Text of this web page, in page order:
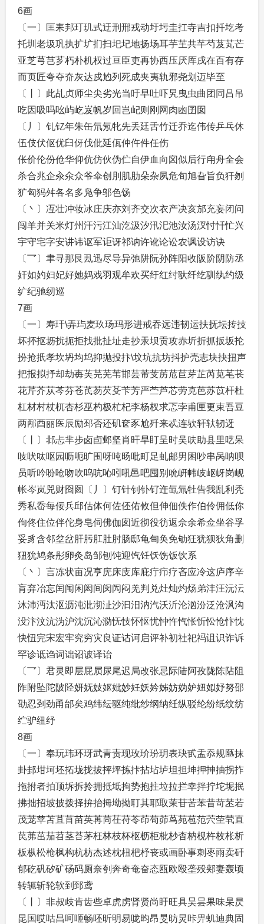
6画
〔一〕匡耒邦玎玑式迂刑邢戎动圩圬圭扛寺吉扣扦圪考
托圳老圾巩执扩圹扪扫圯圮地扬场耳芋芏共芊芍芨芄芒
亚芝芎芑芗朽朴机权过亘臣吏再协西压厌厍戌在百有存
而页匠夸夺夼灰达戍尥列死成夹夷轨邪尧划迈毕至
〔丨〕此乩贞师尘尖劣光当吁早吐吓旯曳虫曲团同吕吊
吃因吸吗吆屿屹岌帆岁回岂屺则刚网肉凼囝囡
〔丿〕钆钇年朱缶氘氖牝先丢廷舌竹迁乔迄伟传乒乓休
伍伎伏伛优臼伢伐仳延佤仲仵件任伤
伥价伦份伧华仰伉仿伙伪伫自伊血向囟似后行甪舟全会
杀合兆企汆氽众爷伞创刖肌肋朵杂夙危旬旭旮旨负犴刎
犷匈犸舛各名多凫争邬色饧
〔丶〕冱壮冲妆冰庄庆亦刘齐交次衣产决亥邡充妄闭问
闯羊并关米灯州汗污江汕汔汲汐汛汜池汝汤汊忖忏忙兴
宇守宅字安讲讳讴军讵讶祁讷许讹论讼农讽设访诀
〔乛〕聿寻那艮厾迅尽导异弛阱阮孙阵阳收阪阶阴防丞
奸如妁妇妃好她妈戏羽观牟欢买纡红纣驮纤纥驯纨约级
纩纪驰纫巡
7画
〔一〕寿玕\弄玙麦玖玚玛形进戒吞远违韧运扶抚坛抟技
坏抔抠坜扰扼拒找批扯址走抄汞坝贡攻赤圻折抓扳坂抡
扮抢扺孝坎坍均坞抑抛投抃\坟坑抗坊抖护壳志块抉扭声
把报拟抒却劫毐芙芫芜苇邯芸芾芰苈苊苣芽芷芮苋芼苌
花芹芥苁芩芬苍芪芴芡芟苄芳严苎芦芯劳克芭苏苡杆杜
杠材村杖杌杏杉巫杓极杧杞李杨杈求忑孛甫匣更束吾豆
两邴酉丽医辰励邳否还矶奁豕尬歼来忒连欤轩轪轫迓
〔丨〕邶忐芈步卤卣邺坚肖旰旱盯呈时吴呋助县里呓呆
吱吠呔呕园呖呃旷围呀吨旸吡町足虬邮男困吵串呙呐呗
员听吟吩呛吻吹呜吭吣吲吼邑吧囤别吮岍帏岐岖岈岗岘
帐岑岚兕财囵囫〔丿〕钉针钊钋钌迕氙氚牡告我乱利秃
秀私岙每佞兵邱估体何佐伾佑攸但伸佃佚作伯伶佣低你
佝佟住位伴佗身皂伺佛伽囱近彻役彷返佘余希佥坐谷孚
妥豸含邻坌岔肝肟肛肚肘肠邸龟甸奂免劬狂犹狈狄角删
狃狁鸠条彤卵灸岛邹刨饨迎饩饪饫饬饭饮系
〔丶〕言冻状亩况亨庑床庋库庇疔疖疗吝应冷这庐序辛
肓弃冶忘闰闱闲闳间闵闶闷羌判兑灶灿灼炀弟沣汪沅沄
沐沛沔汰沤沥沌沘沏沚沙汩汨汭汽沃沂沦汹汾泛沧沨沟
没汴汶沆沩沪沈沉沁泐怃忮怀怄忧忡忤忾怅忻忪怆忭忱
快忸完宋宏牢究穷灾良证诂诃启评补初社祀祃诅识诈诉
罕诊诋诌词诎诏诐译诒
〔乛〕君灵即层屁屃尿尾迟局改张忌际陆阿孜陇陈阽阻
阼附坠陀陂陉妍妩妓妪妣妙妊妖妗姊妨妫妒妞姒妤努邵
劭忍刭劲甬邰矣鸡纬纭驱纯纰纱纲纳纴纵驳纶纷纸纹纺
纻驴纽纾
8画
〔一〕奉玩玮环玡武青责现玫玠玢玥表玦甙盂忝规匦抹
卦邽坩坷坯拓垅拢拔抨坪拣拤拈坫垆坦担坤押抻抽拐拃
拖拊者拍顶坼拆拎拥抵坻拘势抱拄垃拉拦幸拌拧坨坭抿
拂拙招坡披拨择拚抬拇坳拗耵其耶取茉苷苦苯昔苛苤若
茂茏苹苫苴苜苗英苒苘茌苻苓茚苟茆茑苑苞范茓茔茕直
苠茀茁茄苕茎苔茅枉林枝杯枢枥柜枇杪杳枘枧杵枚枨析
板枞松枪枫构杭枋杰述枕杻杷杼丧或画卧事刺枣雨卖矸
郁矻矾矽矿砀码厕奈刳奔奇奄奋态瓯欧殴垄殁郏妻轰顷
转轭斩轮软到郅鸢
〔丨〕非叔歧肯齿些卓虎虏肾贤尚盱旺具昊昙果味杲昃
昆国哎咕昌呵咂畅呸昕明易咙昀昂旻昉炅咔畀虮迪典固